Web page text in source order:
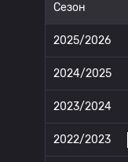
Сезон
2025/2026
2024/2025
2023/2024
2022/2023